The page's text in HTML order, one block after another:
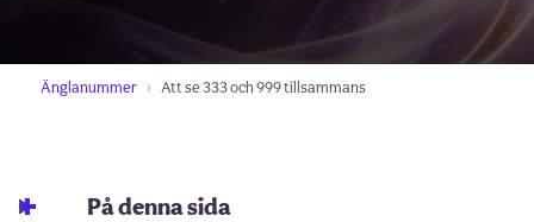
Änglanummer Att se 333 och 999 tillsammans
På denna sida